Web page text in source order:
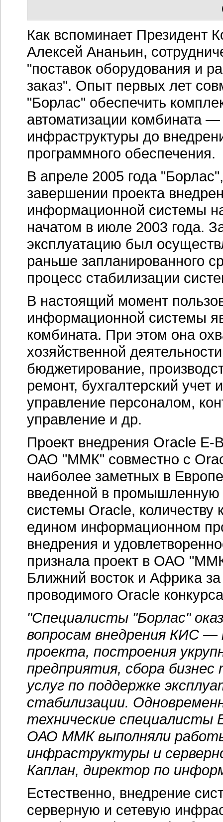
Как вспоминает Президент
Алексей Ананьин,
"поставок оборудования и
заказ". Опыт первых лет
"Борлас" обеспечить
автоматизации комбината
инфраструктуры до
программного обеспечения.
В апреле 2005 года
завершении проекта
информационной системы
начатом в июле 2003 года.
эксплуатацию был
раньше запланированного
процесс стабилизации
В настоящий момент
информационной системы
комбината. При этом она
хозяйственной
бюджетирование,
ремонт, бухгалтерский
управление персоналом,
управление и др.
Проект внедрения Oracle
ОАО "ММК" совместно с
наиболее заметных в
введенной в промышленную
системы Oracle, количеству
едином информационном
внедрения и
признала проект в ОАО
Ближний восток и Африка
проводимого Oracle
"Специалисты "Борлас"
вопросам внедрения КИС —
проекта, построения
предприятия, сбора бизнес
услуг по поддержке
стабилизации.
технические специалисты
ОАО ММК выполняли
инфраструктуры и
Каплан, директор по
Естественно, внедрение
серверную и сетевую